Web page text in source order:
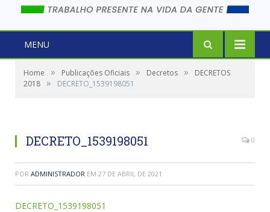
MENU
Home » Publicações Oficiais » Decretos »
DECRETOS
2018 » DECRETO_1539198051
DECRETO_1539198051 0
POR ADMINISTRADOR EM 27 DE ABRIL DE 2021
DECRETO_1539198051